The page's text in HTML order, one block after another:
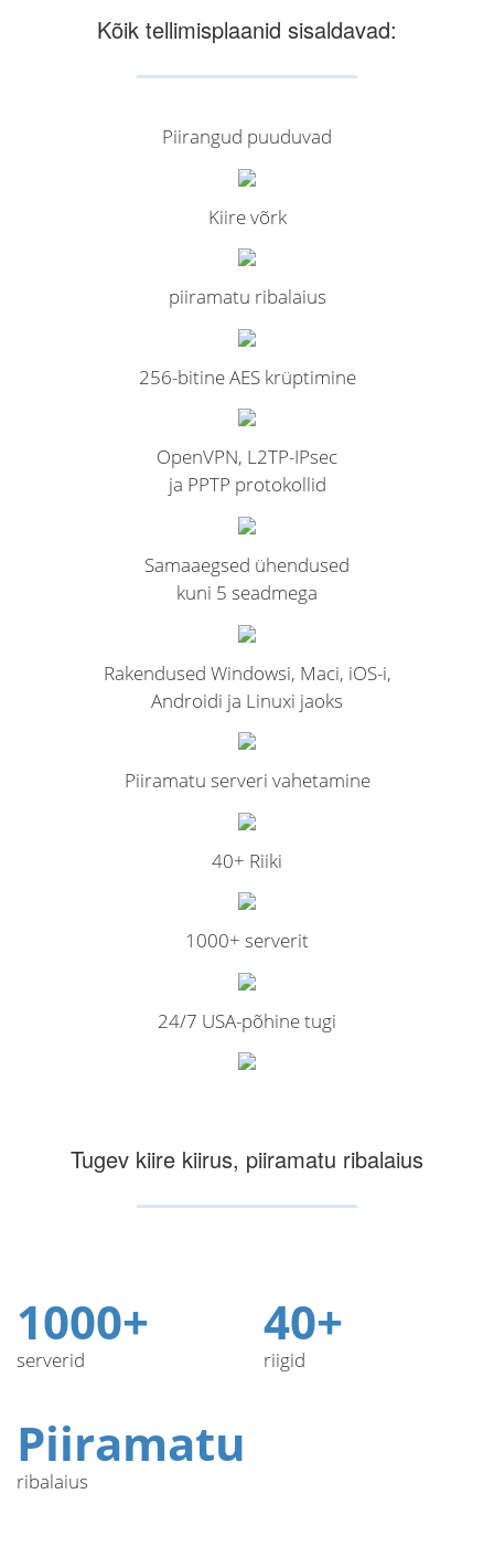
Kõik tellimisplaanid sisaldavad:
Piirangud puuduvad
Kiire võrk
piiramatu ribalaius
256-bitine AES krüptimine
OpenVPN, L2TP-IPsec
ja PPTP protokollid
Samaaegsed ühendused
kuni 5 seadmega
Rakendused Windowsi, Maci, iOS-i,
Androidi ja Linuxi jaoks
Piiramatu serveri vahetamine
40+ Riiki
1000+ serverit
24/7 USA-põhine tugi
Tugev kiire kiirus, piiramatu ribalaius
1000+
serverid
40+
riigid
Piiramatu
ribalaius